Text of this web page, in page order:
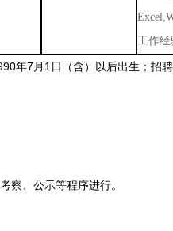
工作经
7月1日（含）以后出生；招
、公示等程序进行。